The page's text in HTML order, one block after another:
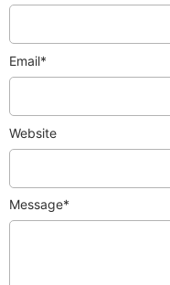
Message*
Email*
Website